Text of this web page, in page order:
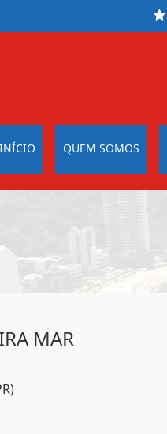
INÍCIO QUEM SOMOS
MAR